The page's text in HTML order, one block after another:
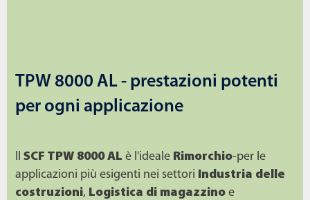
TPW 8000 AL - prestazioni potenti
per ogni applicazione
Il SCF TPW 8000 AL è l'ideale Rimorchio-per le
applicazioni più esigenti nei settori Industria delle
costruzioni, Logistica di magazzino e